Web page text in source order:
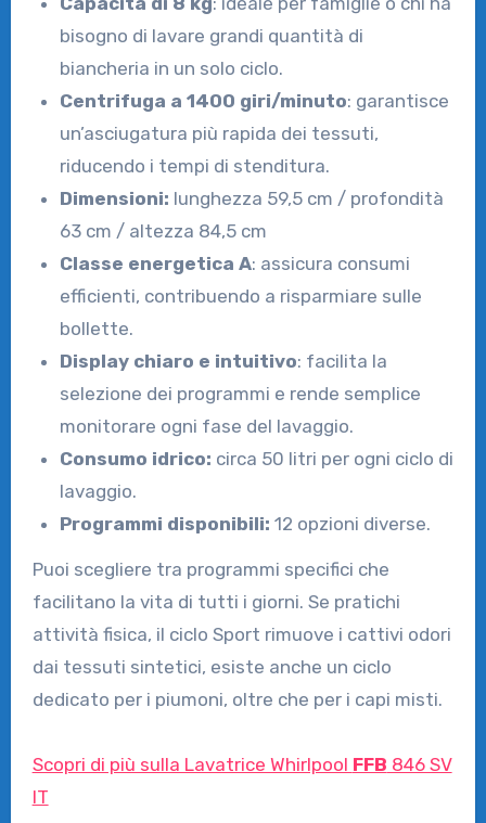
bisogno di lavare grandi quantità di
biancheria in un solo ciclo.
Centrifuga a 1400 giri/minuto: garantisce
un’asciugatura più rapida dei tessuti,
riducendo i tempi di stenditura.
Dimensioni: lunghezza 59,5 cm / profondità
63 cm / altezza 84,5 cm
Classe energetica A: assicura consumi
efficienti, contribuendo a risparmiare sulle
bollette.
Display chiaro e intuitivo: facilita la
selezione dei programmi e rende semplice
monitorare ogni fase del lavaggio.
Consumo idrico: circa 50 litri per ogni ciclo di
lavaggio.
Programmi disponibili:12 opzioni diverse.
Puoi scegliere tra programmi specifici che
facilitano la vita di tutti i giorni. Se pratichi
attività fisica, il ciclo Sport rimuove i cattivi odori
dai tessuti sintetici, esiste anche un ciclo
dedicato per i piumoni, oltre che per i capi misti.
Scopri di più sulla Lavatrice Whirlpool FFB 846 SV
IT